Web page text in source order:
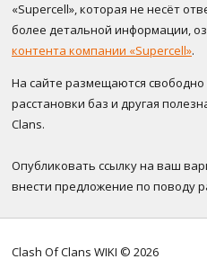
«Supercell», которая не несёт
более детальной информации,
контента компании «Supercell».
На сайте размещаются
расстановки баз и другая
Clans.
Опубликовать ссылку на ваш
внести предложение по поводу
Clash Of Clans WIKI © 2026